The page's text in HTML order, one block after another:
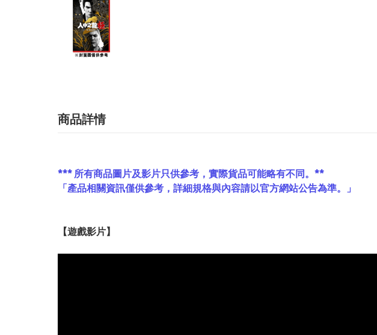
商品詳情
*** 所有商品圖片及影片只供參考，實際貨品可能略有不同。**
「產品相關資訊僅供參考，詳細規格與內容請以官方網站公告為準。」
【遊戲影片】